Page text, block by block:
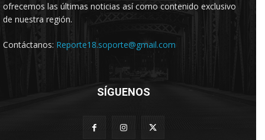
ofrecemos las últimas noticias así como contenido exclusivo
de nuestra región.
Contáctanos: Reporte18.soporte@gmail.com
SÍGUENOS